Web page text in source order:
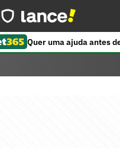
Quer uma ajuda antes